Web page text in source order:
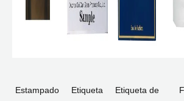
Estampado
Etiqueta
Etiqueta de